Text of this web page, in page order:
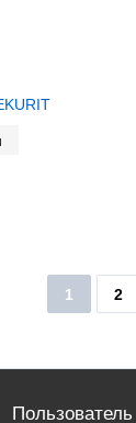
1 2
Пользователь